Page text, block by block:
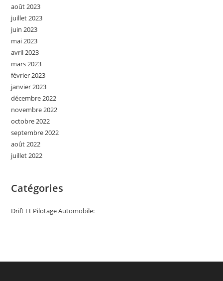
août 2023
juillet 2023
juin 2023
mai 2023
avril 2023
mars 2023
février 2023
janvier 2023
décembre 2022
novembre 2022
octobre 2022
septembre 2022
août 2022
juillet 2022
Catégories
Drift Et Pilotage Automobile: